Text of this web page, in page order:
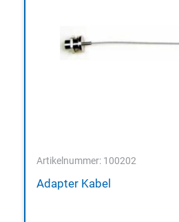
Artikelnummer: 100202
Adapter Kabel